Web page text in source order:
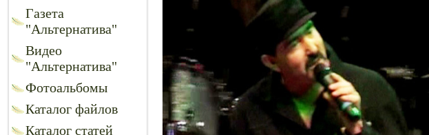
Газета
"Альтернатива"
Видео
"Альтернатива"
Фотоальбомы
Каталог файлов
Каталог статей